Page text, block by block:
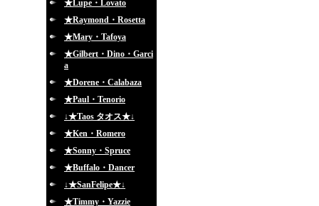
★Lupe・Lovato
★Raymond・Rosetta
★Mary・Tafoya
★Gilbert・Dino・Garci
a
★Dorene・Calabaza
★Paul・Tenorio
↓★Taos タオス★↓
★Ken・Romero
★Sonny・Spruce
★Buffalo・Dancer
↓★SanFelipe★↓
★Timmy・Yazzie